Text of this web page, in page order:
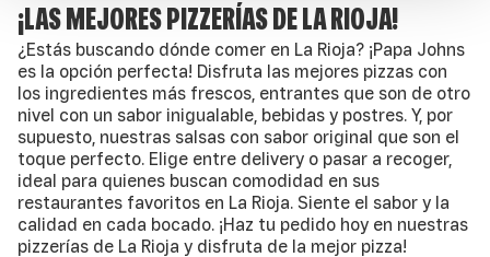
¡LAS MEJORES PIZZERÍAS DE LA RIOJA!
¿Estás buscando dónde comer en La Rioja? ¡Papa Johns
es la opción perfecta! Disfruta las mejores pizzas con
los ingredientes más frescos, entrantes que son de otro
nivel con un sabor inigualable, bebidas y postres. Y, por
supuesto, nuestras salsas con sabor original que son el
toque perfecto. Elige entre delivery o pasar a recoger,
ideal para quienes buscan comodidad en sus
restaurantes favoritos en La Rioja. Siente el sabor y la
calidad en cada bocado. ¡Haz tu pedido hoy en nuestras
pizzerías de La Rioja y disfruta de la mejor pizza!